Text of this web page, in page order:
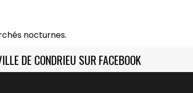
nocturnes.
DE CONDRIEU SUR FACEBOOK